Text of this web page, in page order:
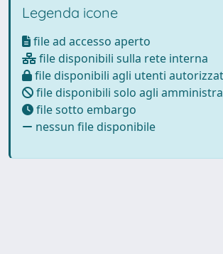
Legenda icone
file ad accesso aperto
file disponibili sulla rete interna
file disponibili agli utenti
file disponibili solo agli
file sotto embargo
nessun file disponibile